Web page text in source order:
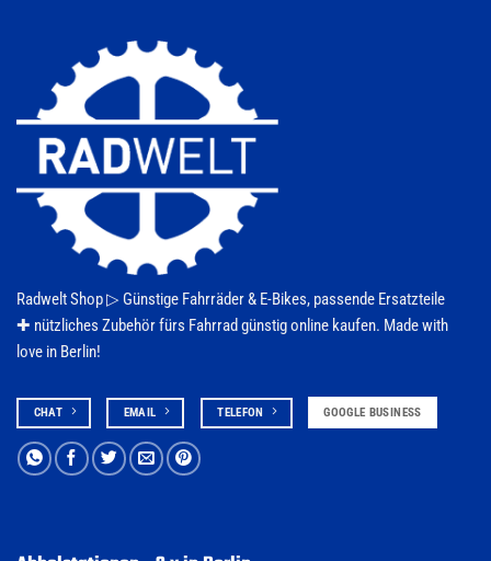
gewählt
werden
Radwelt Shop ▷ Günstige Fahrräder & E-Bikes, passende Ersatzteile
✚ nützliches Zubehör fürs Fahrrad günstig online kaufen. Made with
love in Berlin!
CHAT EMAIL TELEFON GOOGLE BUSINESS